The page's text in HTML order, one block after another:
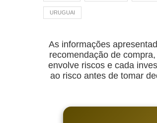
URUGUAI
As informações
recomendação de
envolve riscos e cada
ao risco antes de tomar